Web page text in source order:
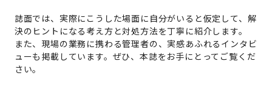
誌面では、実際にこうした場面に自分がいると仮定して、解
決のヒントになる考え方と対処方法を丁寧に紹介します。
また、現場の業務に携わる管理者の、実感あふれるインタビ
ューも掲載しています。ぜひ、本誌をお手にとってご覧くだ
さい。